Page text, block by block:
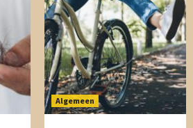
Algemeen